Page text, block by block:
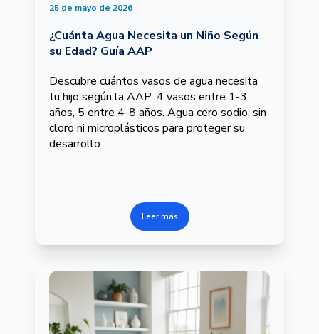
25 de mayo de 2026
¿Cuánta Agua Necesita un Niño Según
su Edad? Guía AAP
Descubre cuántos vasos de agua necesita
tu hijo según la AAP: 4 vasos entre 1-3
años, 5 entre 4-8 años. Agua cero sodio, sin
cloro ni microplásticos para proteger su
desarrollo.
Leer más